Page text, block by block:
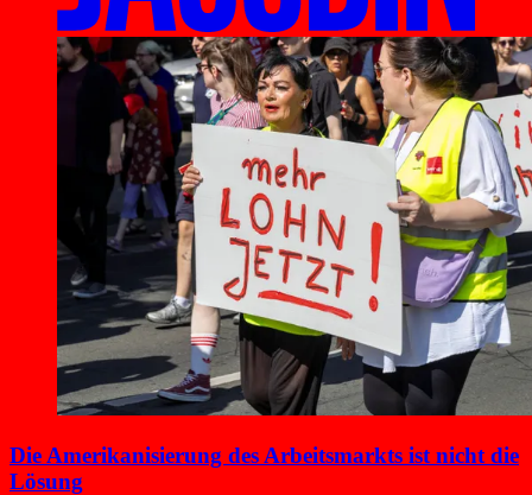
Die Amerikanisierung des Arbeitsmarkts ist nicht die
Lösung